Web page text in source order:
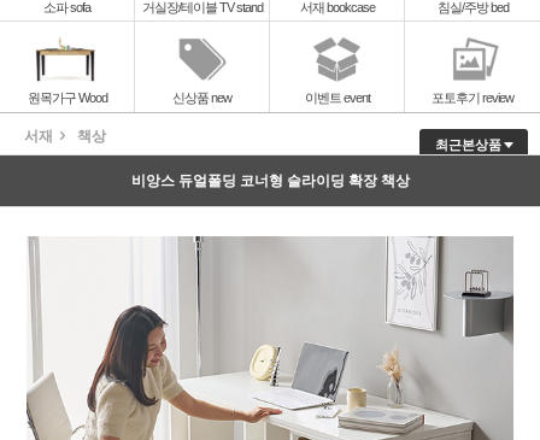
소파 sofa 거실장/테이블 TV stand 서재 bookcase 침실/주방 bed
원목가구 Wood 신상품 new 이벤트 event 포토후기 review
서재 책상 최근본상품
비앙스 듀얼폴딩 코너형 슬라이딩 확장 책상